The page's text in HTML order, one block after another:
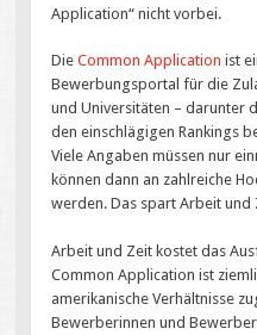
Application“ nicht vorbei.
DieCommon Application ist
Bewerbungsportal für die
und Universitäten – darunter
den einschlägigen Rankings
Viele Angaben müssen nur
können dann an zahlreiche
werden. Das spart Arbeit und
Arbeit und Zeit kostet das
Common Application ist
amerikanische Verhältnisse
Bewerberinnen und